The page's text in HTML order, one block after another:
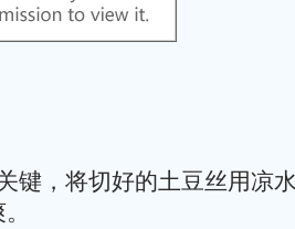
，将切好的土豆丝用凉